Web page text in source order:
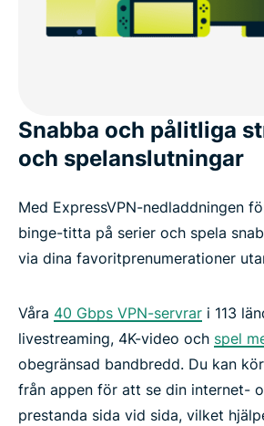
Snabba och pålitliga
och spelanslutningar
Med ExpressVPN-nedladdningen
binge-titta på serier och spela
via dina favoritprenumerationer
Våra 40 Gbps VPN-servrar i 113
livestreaming, 4K-video och spel
obegränsad bandbredd. Du kan
från appen för att se din internet-
prestanda sida vid sida, vilket